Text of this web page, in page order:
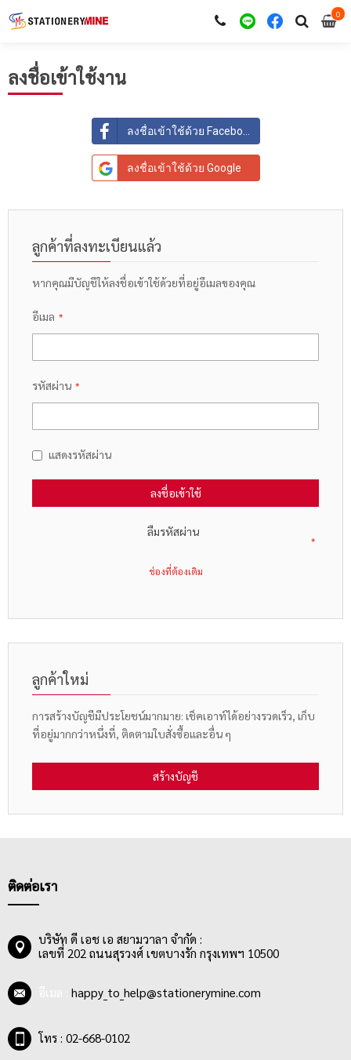
00
ลงชื่อเข้าใช้งาน
ลงชื่อเข้าใช้ด้วย Facebook
ลงชื่อเข้าใช้ด้วย Google
ลูกค้าที่ลงทะเบียนแล้ว
หากคุณมีบัญชีให้ลงชื่อเข้าใช้ด้วยที่อยู่อีเมลของคุณ
อีเมล
รหัสผ่าน
แสดงรหัสผ่าน
ลงชื่อเข้าใช้
ลืมรหัสผ่าน
ลูกค้าใหม่
การสร้างบัญชีมีประโยชน์มากมาย: เช็คเอาท์ได้อย่างรวดเร็ว, เก็บ
ที่อยู่มากกว่าหนึ่งที่, ติดตามใบสั่งซื้อและอื่น ๆ
สร้างบัญชี
ติดต่อเรา
บริษัท ดี เอช เอ สยามวาลา จำกัด :
เลขที่ 202 ถนนสุรวงศ์ เขตบางรัก กรุงเทพฯ 10500
happy_to_help@stationerymine.com
โทร : 02-668-0102